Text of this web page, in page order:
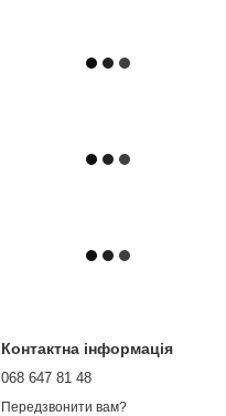
Контактна інформація
068 647 81 48
Передзвонити вам?